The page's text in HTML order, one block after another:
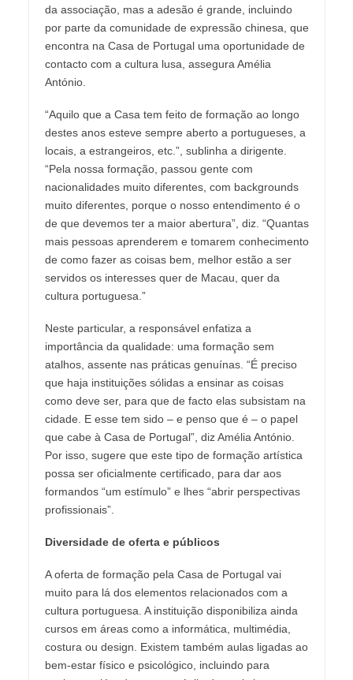
da associação, mas a adesão é grande, incluindo
por parte da comunidade de expressão chinesa, que
encontra na Casa de Portugal uma oportunidade de
contacto com a cultura lusa, assegura Amélia
António.
“Aquilo que a Casa tem feito de formação ao longo
destes anos esteve sempre aberto a portugueses, a
locais, a estrangeiros, etc.”, sublinha a dirigente.
“Pela nossa formação, passou gente com
nacionalidades muito diferentes, com backgrounds
muito diferentes, porque o nosso entendimento é o
de que devemos ter a maior abertura”, diz. “Quantas
mais pessoas aprenderem e tomarem conhecimento
de como fazer as coisas bem, melhor estão a ser
servidos os interesses quer de Macau, quer da
cultura portuguesa.”
Neste particular, a responsável enfatiza a
importância da qualidade: uma formação sem
atalhos, assente nas práticas genuínas. “É preciso
que haja instituições sólidas a ensinar as coisas
como deve ser, para que de facto elas subsistam na
cidade. E esse tem sido – e penso que é – o papel
que cabe à Casa de Portugal”, diz Amélia António.
Por isso, sugere que este tipo de formação artística
possa ser oficialmente certificado, para dar aos
formandos “um estímulo” e lhes “abrir perspectivas
profissionais”.
Diversidade de oferta e públicos
A oferta de formação pela Casa de Portugal vai
muito para lá dos elementos relacionados com a
cultura portuguesa. A instituição disponibiliza ainda
cursos em áreas como a informática, multimédia,
costura ou design. Existem também aulas ligadas ao
bem-estar físico e psicológico, incluindo para